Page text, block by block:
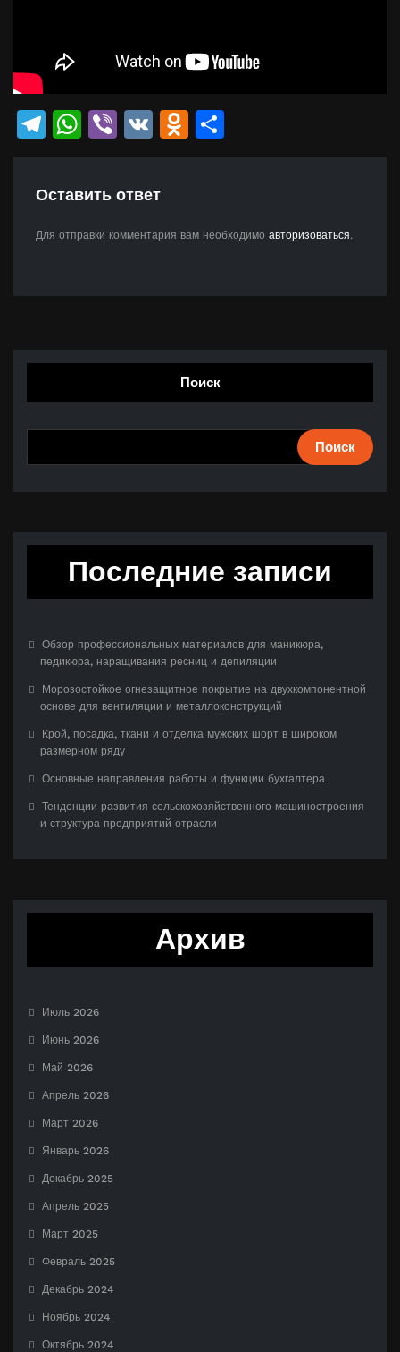
Telegram
WhatsApp
Viber
VK Odnoklassniki
Оставить ответ
Для отправки комментария вам необходимо авторизоваться.
Поиск
Поиск
Последние записи
Обзор профессиональных материалов для маникюра,
педикюра, наращивания ресниц и депиляции
Морозостойкое огнезащитное покрытие на двухкомпонентной
основе для вентиляции и металлоконструкций
Крой, посадка, ткани и отделка мужских шорт в широком
размерном ряду
Основные направления работы и функции бухгалтера
Тенденции развития сельскохозяйственного машиностроения
и структура предприятий отрасли
Архив
Июль 2026
Июнь 2026
Май 2026
Апрель 2026
Март 2026
Январь 2026
Декабрь 2025
Апрель 2025
Март 2025
Февраль 2025
Декабрь 2024
Ноябрь 2024
Октябрь 2024